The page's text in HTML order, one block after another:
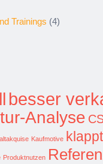
Trainings (4)
besser
Analyse
Kaufmotive
Produktnutzen